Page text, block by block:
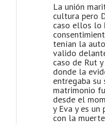
La unión
cultura pero
caso ellos lo
tenían la
valido
caso de Rut
donde la
entregaba
matrimonio
desde el
y Eva y es
con la